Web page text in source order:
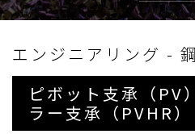
エンジニアリング -
ピボット支承（PV
ラー支承（PVHR）